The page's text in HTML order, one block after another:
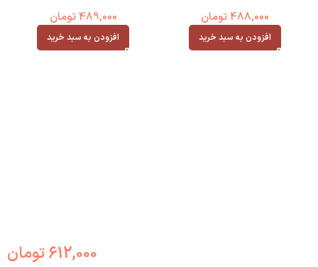
488,000 تومان
افزودن به سبد خرید
489,000 تومان
افزودن به سبد خرید
612,000تومان